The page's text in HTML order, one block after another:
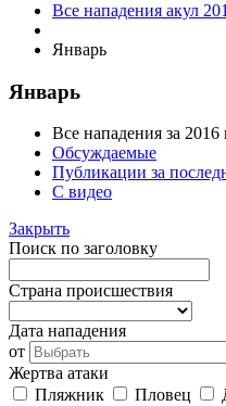
Все нападения акул
Январь
Январь
Все нападения за 2016
Обсуждаемые
Публикации за
С видео
Закрыть
Поиск по заголовку
Страна происшествия
Дата нападения
от
Жертва атаки
Пляжник
Пловец